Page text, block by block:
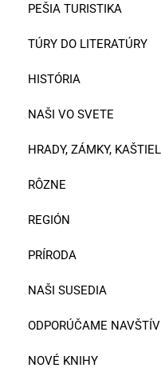
PEŠIA TURISTIKA
TÚRY DO LITERATÚRY
HISTÓRIA
NAŠI VO SVETE
HRADY, ZÁMKY,
RÔZNE
REGIÓN
PRÍRODA
NAŠI SUSEDIA
ODPORÚČAME
NOVÉ KNIHY